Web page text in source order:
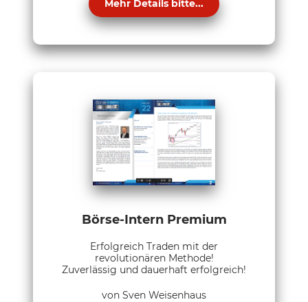
Mehr Details bitte...
Börse-Intern Premium
Erfolgreich Traden mit der
revolutionären Methode!
Zuverlässig und dauerhaft erfolgreich!
von Sven Weisenhaus